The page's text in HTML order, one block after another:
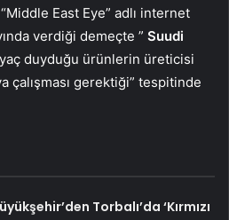
East Eye” adlı internet
verdiği demeçte ” Suudi
duyduğu ürünlerin üreticisi
çalışması gerektiği” tespitinde
Torbalı’da ‘Kırmızı